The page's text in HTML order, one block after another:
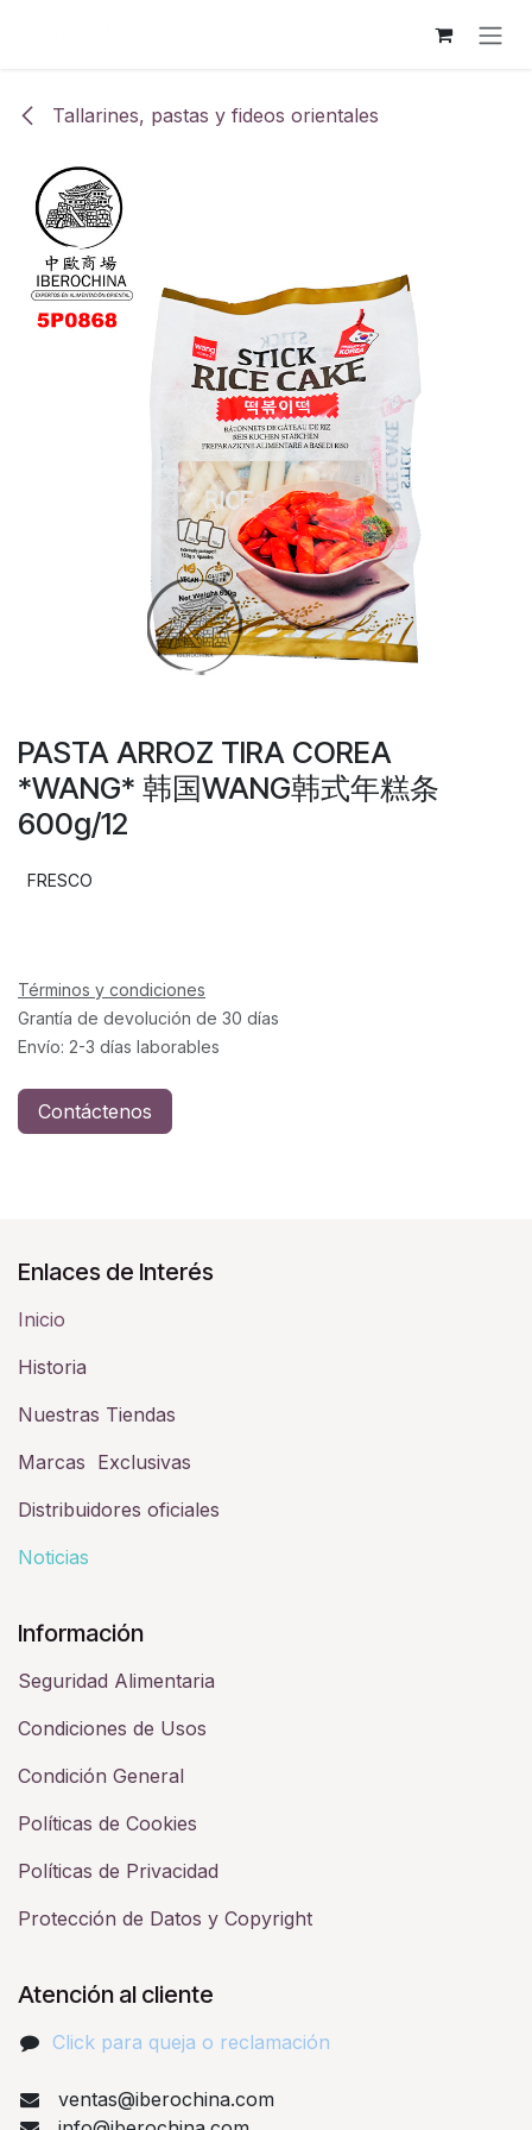
Tallarines, pastas y fideos orientales
PASTA ARROZ TIRA COREA
*WANG* 韩国WANG韩式年糕条
600g/12
FRESCO
Términos y condiciones
Grantía de devolución de 30 días
Envío: 2-3 días laborables
Contáctenos
Enlaces de Interés
Inicio
Historia​
Nuestras Tiendas
Marcas Exclusivas
Distribuidores oficiales
Noticias
Información
Seguridad Alimentaria
Condiciones de Usos
Condición General
Políticas de Cookies
Políticas de Privacidad
Protección de Datos y Copyright
Atención al cliente
Click para queja o reclamación​
ventas@iberochina.com